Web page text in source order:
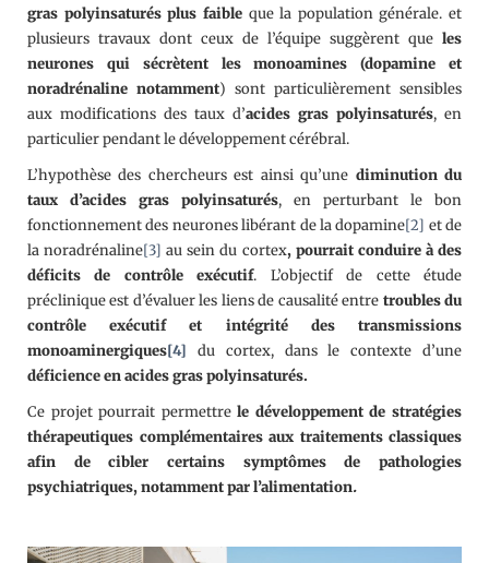
gras polyinsaturés plus faibleque la population générale. et
plusieurs travaux dont ceux de l’équipe suggèrent que les
neurones qui sécrètent les monoamines (dopamine et
noradrénaline notamment) sont particulièrement sensibles
aux modifications des taux d’acides gras polyinsaturés, en
particulier pendant le développement cérébral.
L’hypothèse des chercheurs est ainsi qu’une diminution du
taux d’acides gras polyinsaturés, en perturbant le bon
fonctionnement des neurones libérant de la dopamine[2] et de
la noradrénaline[3] au sein du cortex, pourrait conduire à des
déficits de contrôle exécutif. L’objectif de cette étude
préclinique est d’évaluer les liens de causalité entre troubles du
contrôle exécutif et intégrité des transmissions
monoaminergiques[4]
du cortex, dans le contexte d’une
déficience en acides gras polyinsaturés.
Ce projet pourrait permettrele développement de stratégies
thérapeutiques complémentaires aux traitements classiques
afin de cibler certains symptômes de pathologies
psychiatriques, notamment par l’alimentation.